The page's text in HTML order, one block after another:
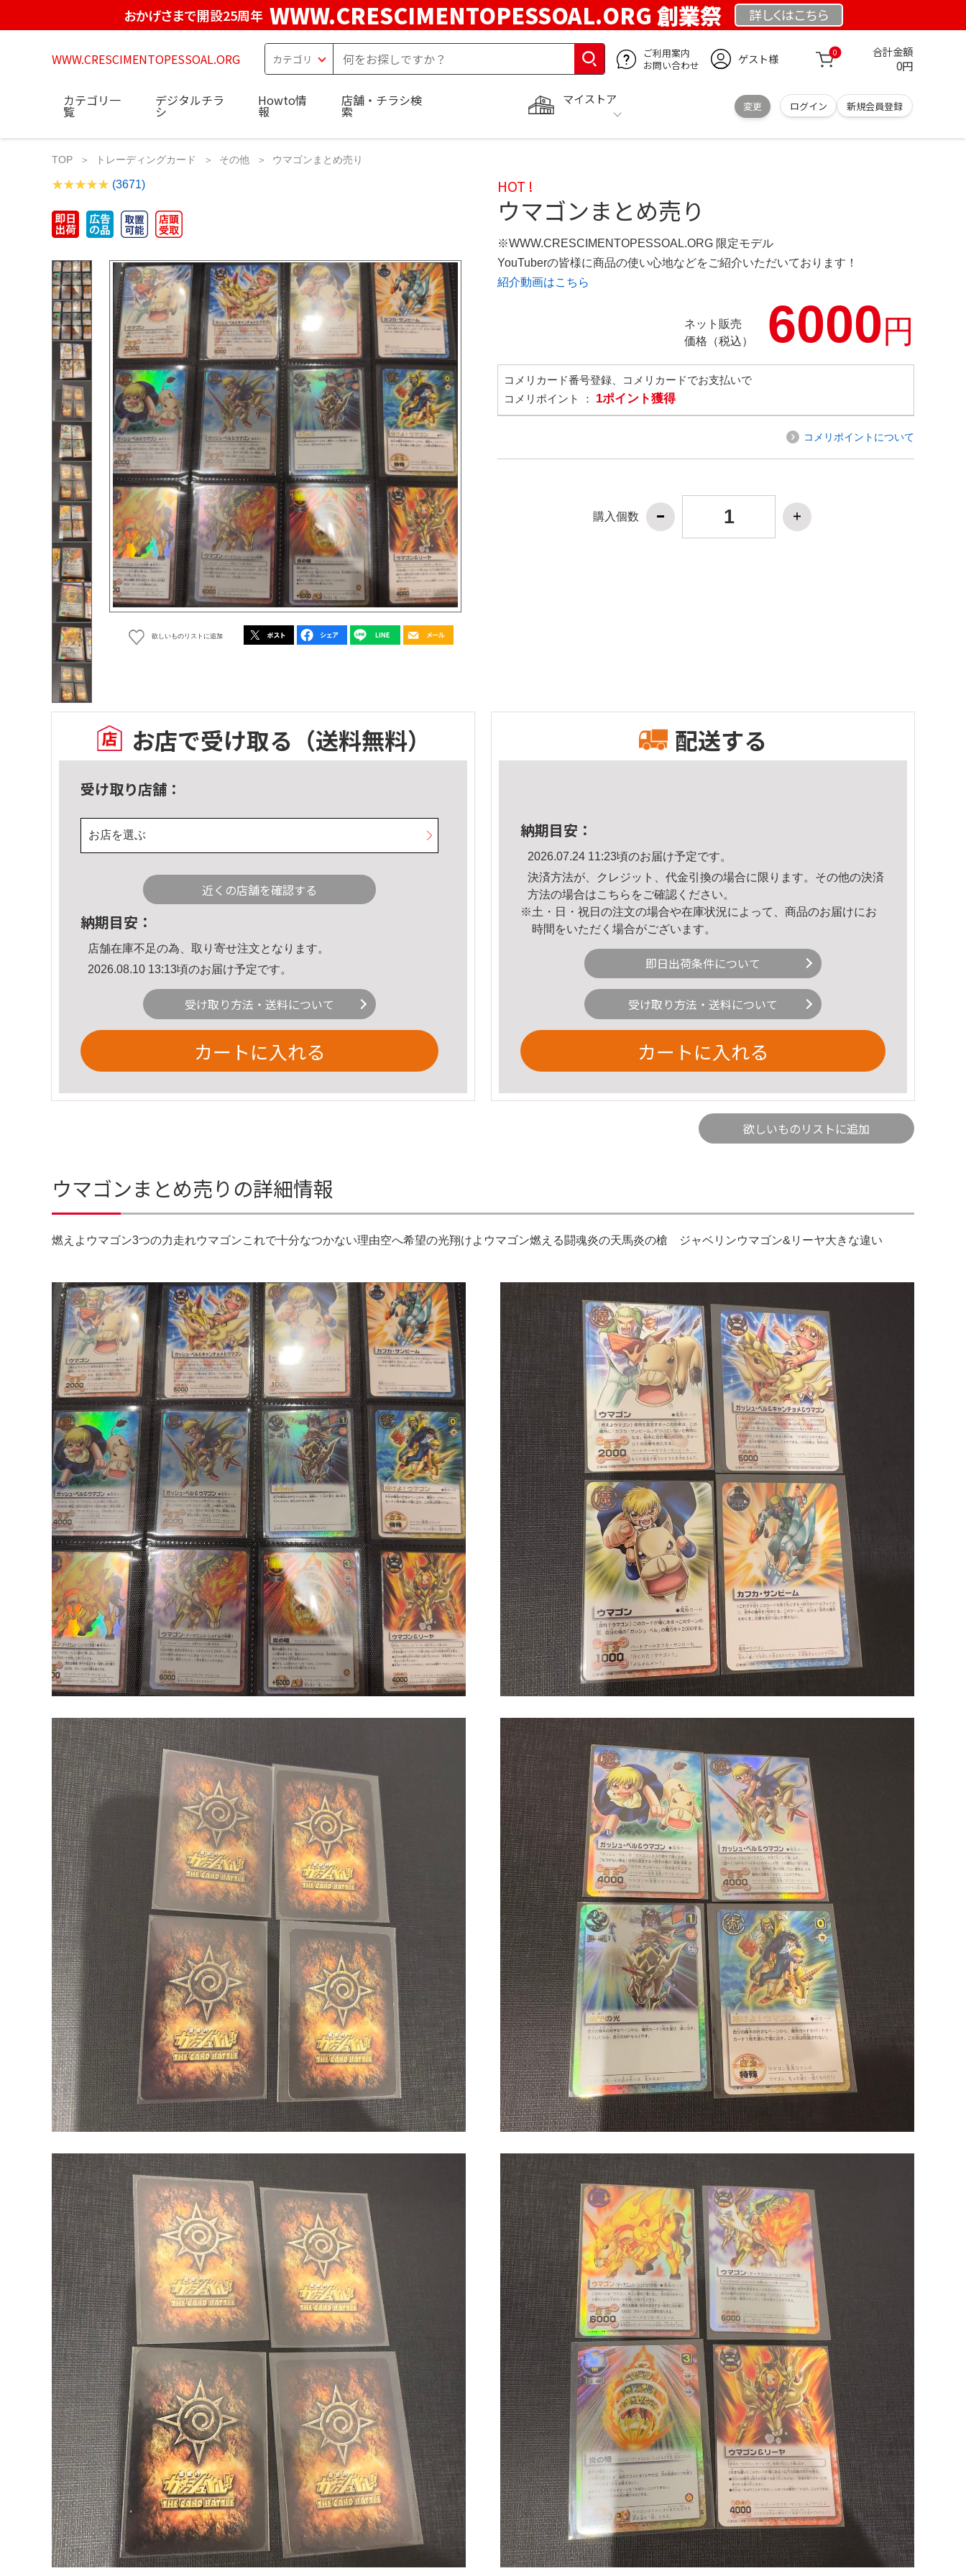
おかげさまで開設25周年 WWW.CRESCIMENTOPESSOAL.ORG 創業祭 詳しくはこちら
WWW.CRESCIMENTOPESSOAL.ORG
ご利用案内
お問い合わせ
ゲスト様 0 合計金額
0円
マイストア
変更 ログイン 新規会員登録
カテゴリ一
覧
デジタルチラ
シ
Howto情
報
店舗・チラシ検
索
TOP トレーディングカード その他 ウマゴンまとめ売り
(3671)
欲しいものリストに追加
HOT !
ウマゴンまとめ売り
※WWW.CRESCIMENTOPESSOAL.ORG 限定モデル
YouTuberの皆様に商品の使い心地などをご紹介いただいております！
紹介動画はこちら
ネット販売
価格（税込）
6000円
コメリカード番号登録、コメリカードでお支払いで
コメリポイント ： 1ポイント獲得
コメリポイントについて
購入個数
お店で受け取る （送料無料）
受け取り店舗：
お店を選ぶ
近くの店舗を確認する
納期目安：
店舗在庫不足の為、取り寄せ注文となります。
2026.08.10 13:13頃のお届け予定です。
受け取り方法・送料について
カートに入れる
配送する
納期目安：
2026.07.24 11:23頃のお届け予定です。
決済方法が、クレジット、代金引換の場合に限ります。その他の決済
方法の場合はこちら をご確認ください。
※土・日・祝日の注文の場合や在庫状況によって、商品のお届けにお
時間をいただく場合がございます。
即日出荷条件について
受け取り方法・送料について
カートに入れる
欲しいものリストに追加
ウマゴンまとめ売りの詳細情報
燃えよウマゴン3つの力走れウマゴンこれで十分なつかない理由空へ希望の光翔けよウマゴン燃える闘魂炎の天馬炎の槍 ジャベリンウマゴン&リーヤ大きな違い